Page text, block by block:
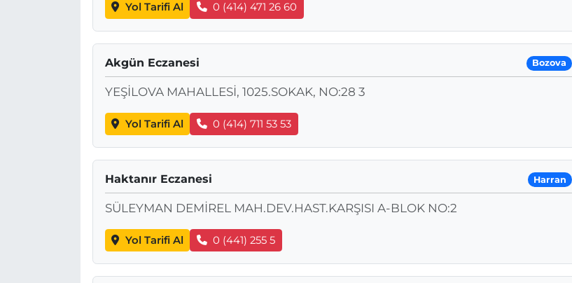
Yol Tarifi Al 0 (414) 471 26 60
Akgün Eczanesi Bozova
YEŞİLOVA MAHALLESİ, 1025.SOKAK, NO:28 3
Yol Tarifi Al 0 (414) 711 53 53
Haktanır Eczanesi Harran
SÜLEYMAN DEMİREL MAH.DEV.HAST.KARŞISI A-BLOK NO:2
Yol Tarifi Al 0 (441) 255 5